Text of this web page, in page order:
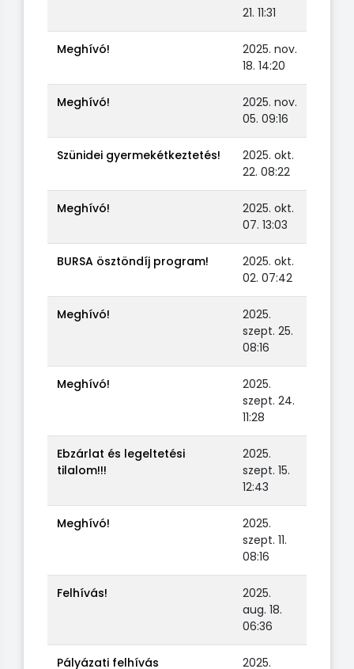
21. 11:31
Meghívó!
2025. nov.
18. 14:20
Meghívó!
2025. nov.
05. 09:16
Szünidei gyermekétkeztetés!
2025. okt.
22. 08:22
Meghívó!
2025. okt.
07. 13:03
BURSA ösztöndíj program!
2025. okt.
02. 07:42
Meghívó!
2025.
szept. 25.
08:16
Meghívó!
2025.
szept. 24.
11:28
Ebzárlat és legeltetési
tilalom!!!
2025.
szept. 15.
12:43
Meghívó!
2025.
szept. 11.
08:16
Felhívás!
2025.
aug. 18.
06:36
Pályázati felhívás 2025.